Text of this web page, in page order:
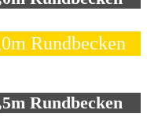
Rundbecken
Rundbecken